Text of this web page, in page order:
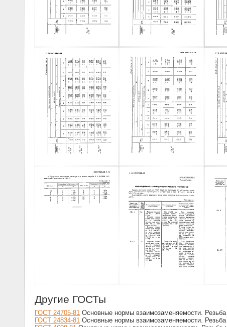
Другие ГОСТы
ГОСТ 24705-81 Основные нормы взаимозаменяемости.
ГОСТ 24834-81 Основные нормы взаимозаменяемости.